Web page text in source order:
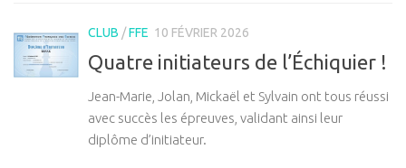
CLUB /FFE 10 FÉVRIER 2026
Quatre initiateurs de l’Échiquier !
Jean-Marie, Jolan, Mickaël et Sylvain ont tous réussi
avec succès les épreuves, validant ainsi leur
diplôme d’initiateur.